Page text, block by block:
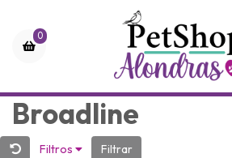
0
Broadline
Filtros
Filtrar